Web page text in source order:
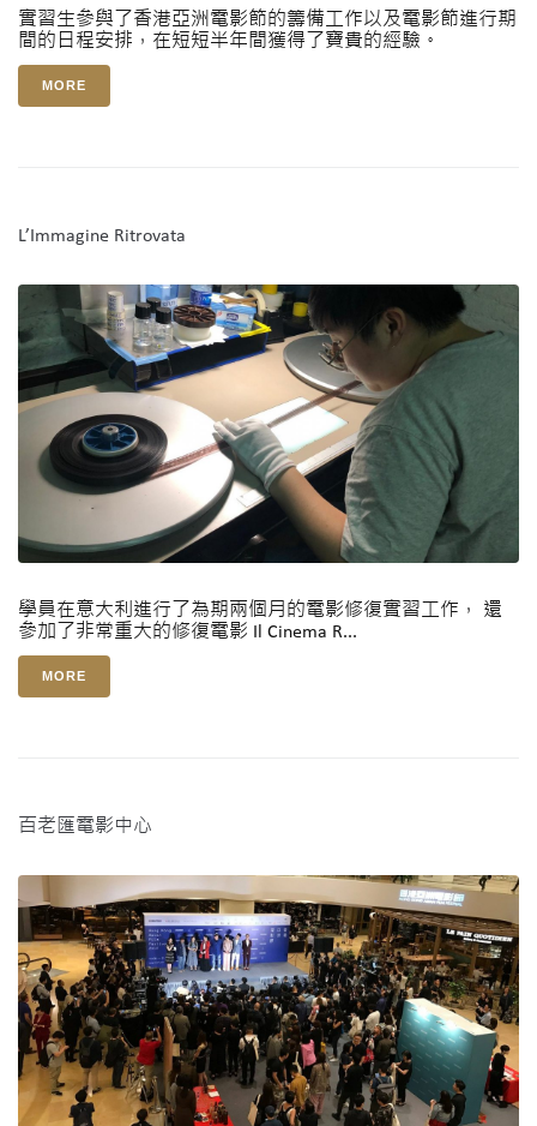
實習生參與了香港亞洲電影節的籌備工作以及電影節進行期
間的日程安排，在短短半年間獲得了寶貴的經驗。
MORE
L’Immagine Ritrovata
學員在意大利進行了為期兩個月的電影修復實習工作， 還
參加了非常重大的修復電影 Il Cinema R...
MORE
百老匯電影中心